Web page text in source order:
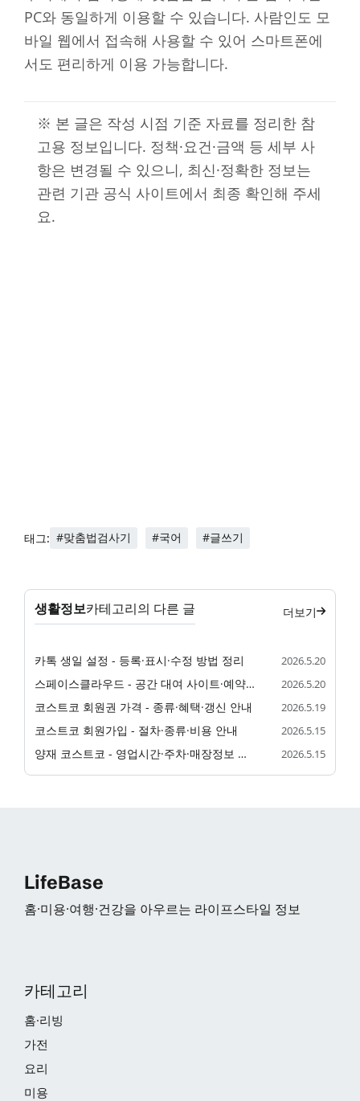
PC와 동일하게 이용할 수 있습니다. 사람인도 모
바일 웹에서 접속해 사용할 수 있어 스마트폰에
서도 편리하게 이용 가능합니다.
※ 본 글은 작성 시점 기준 자료를 정리한 참
고용 정보입니다. 정책·요건·금액 등 세부 사
항은 변경될 수 있으니, 최신·정확한 정보는
관련 기관 공식 사이트에서 최종 확인해 주세
요.
태그: #맞춤법검사기 #국어 #글쓰기
생활정보카테고리의 다른 글 더보기
카톡 생일 설정 - 등록·표시·수정 방법 정리 2026.5.20
스페이스클라우드 - 공간 대여 사이트·예약·이용 안내 2026.5.20
코스트코 회원권 가격 - 종류·혜택·갱신 안내 2026.5.19
코스트코 회원가입 - 절차·종류·비용 안내 2026.5.15
양재 코스트코 - 영업시간·주차·매장정보 정리 2026.5.15
LifeBase
홈·미용·여행·건강을 아우르는 라이프스타일 정보
카테고리
홈·리빙
가전
요리
미용